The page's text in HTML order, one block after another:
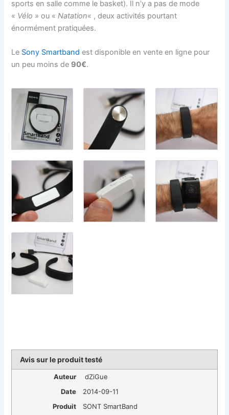
sports en salle comme le basket). Il n’y a pas de mode
« Vélo » ou «Natation« , deux activités pourtant
énormément pratiquées.
Le Sony Smartband est disponible en vente en ligne pour
un peu moins de 90€.
Avis sur le produit testé
Auteur
dZiGue
Date
2014-09-11
Produit
SONT SmartBand